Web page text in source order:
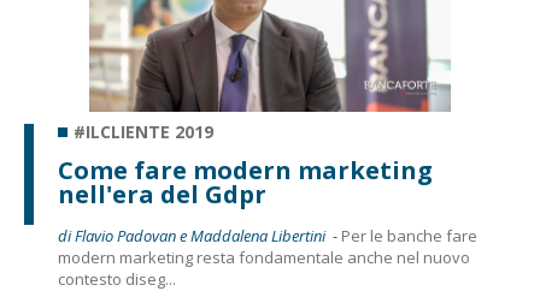
#ILCLIENTE 2019
Come fare modern marketing
nell'era del Gdpr
di Flavio Padovan e Maddalena Libertini - Per le banche fare
modern marketing resta fondamentale anche nel nuovo
contesto diseg...